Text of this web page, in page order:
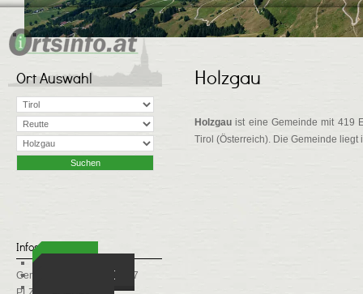
WIRTSCHAFT
Ort Auswahl
Infos
Gemeindekennziffer: 70817
Holzgau
Holzgau ist eine Gemeinde mit 419
Tirol (Österreich). Die Gemeinde liegt